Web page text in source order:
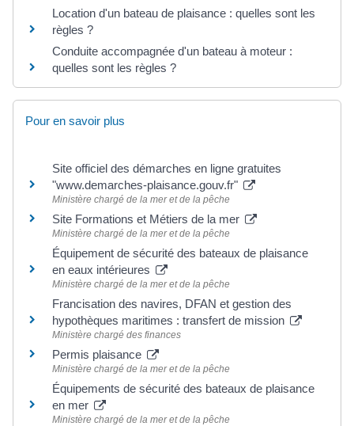
Location d'un bateau de plaisance : quelles sont les
règles ?
Conduite accompagnée d'un bateau à moteur :
quelles sont les règles ?
Pour en savoir plus
Site officiel des démarches en ligne gratuites
"www.demarches-plaisance.gouv.fr"
Ministère chargé de la mer et de la pêche
Site Formations et Métiers de la mer
Ministère chargé de la mer et de la pêche
Équipement de sécurité des bateaux de plaisance
en eaux intérieures
Ministère chargé de la mer et de la pêche
Francisation des navires, DFAN et gestion des
hypothèques maritimes : transfert de mission
Ministère chargé des finances
Permis plaisance
Ministère chargé de la mer et de la pêche
Équipements de sécurité des bateaux de plaisance
en mer
Ministère chargé de la mer et de la pêche